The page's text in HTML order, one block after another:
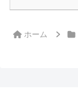
ホーム